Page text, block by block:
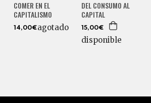
COMER EN EL
CAPITALISMO
14,00€agotado
DEL CONSUMO AL
CAPITAL
15,00€
disponible